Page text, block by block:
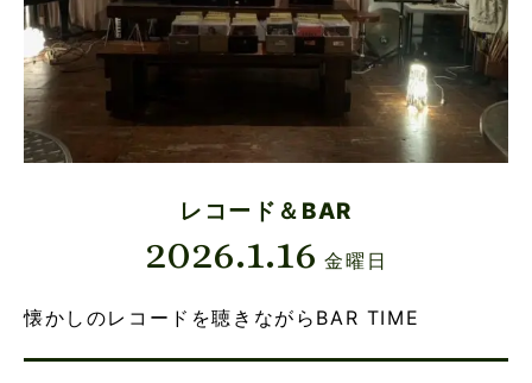
レコード＆BAR
2026.1.16 金曜日
懐かしのレコードを聴きながらBAR TIME